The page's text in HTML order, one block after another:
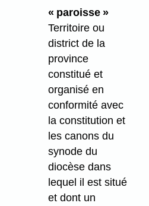
« paroisse »
Territoire ou
district de la
province
constitué et
organisé en
conformité avec
la constitution et
les canons du
synode du
diocèse dans
lequel il est situé
et dont un